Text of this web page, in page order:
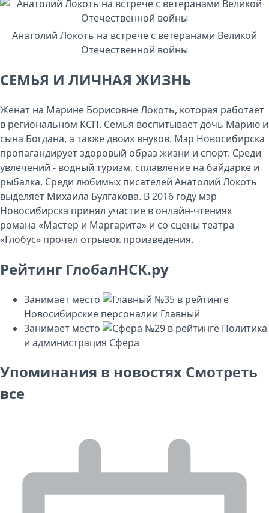
Анатолий Локоть на встрече с ветеранами Великой
Отечественной войны
СЕМЬЯ И ЛИЧНАЯ ЖИЗНЬ
Женат на Марине Борисовне Локоть, которая работает
в региональном КСП. Семья воспитывает дочь Марию и
сына Богдана, а также двоих внуков. Мэр Новосибирска
пропагандирует здоровый образ жизни и спорт. Среди
увлечений - водный туризм, сплавление на байдарке и
рыбалка. Среди любимых писателей Анатолий Локоть
выделяет Михаила Булгакова. В 2016 году мэр
Новосибирска принял участие в онлайн-чтениях
романа «Мастер и Маргарита» и со сцены театра
«Глобус» прочел отрывок произведения.
Рейтинг ГлобалНСК.ру
Занимает место №35 в рейтинге
Новосибирские персоналии Главный
Занимает место
№29 в рейтинге Политика
и администрация Сфера
Упоминания в новостях Смотреть
все